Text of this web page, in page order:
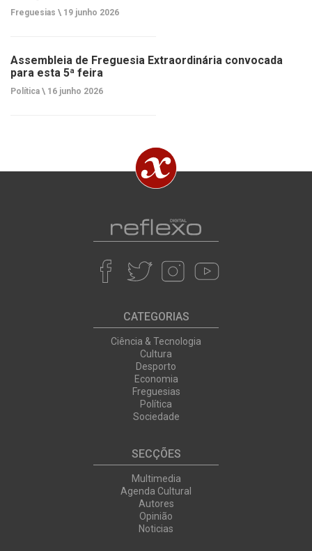
Freguesias \ 19 junho 2026
Assembleia de Freguesia Extraordinária convocada
para esta 5ª feira
Política \ 16 junho 2026
CATEGORIAS
Ciência & Tecnologia
Cultura
Desporto
Economia
Freguesias
Política
Sociedade
SECÇÕES
Multimedia
Agenda Cultural
Autores
Opinião
Noticias